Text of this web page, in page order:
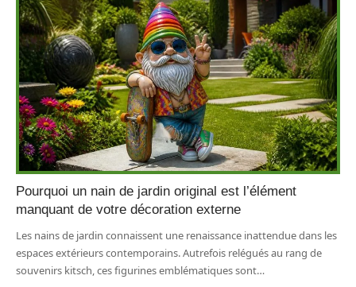
Pourquoi un nain de jardin original est l’élément
manquant de votre décoration externe
Les nains de jardin connaissent une renaissance inattendue dans les
espaces extérieurs contemporains. Autrefois relégués au rang de
souvenirs kitsch, ces figurines emblématiques sont…